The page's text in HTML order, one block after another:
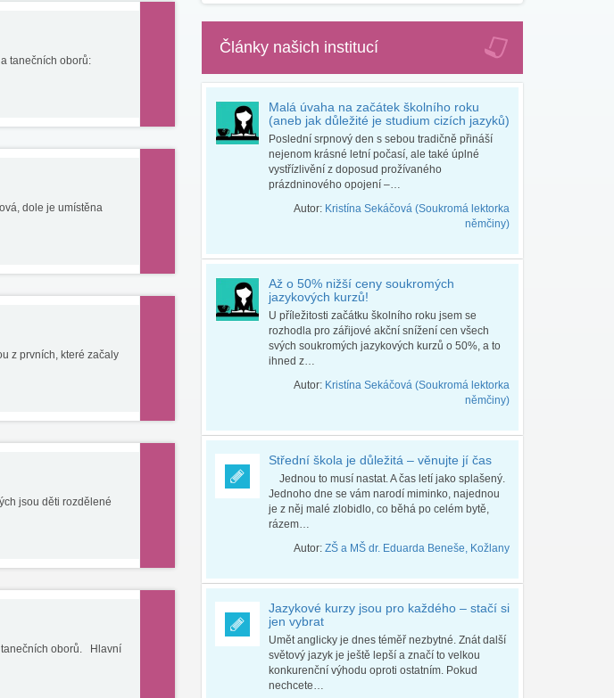
tanečních oborů:
dole je umístěna
z prvních, které začaly
jsou děti rozdělené
tanečních oborů. Hlavní
Články našich institucí
Malá úvaha na začátek školního roku
(aneb jak důležité je studium cizích jazyků)
Poslední srpnový den s sebou tradičně přináší
nejenom krásné letní počasí, ale také úplné
vystřízlivění z doposud prožívaného
prázdninového opojení –…
Autor: Kristína Sekáčová (Soukromá lektorka
němčiny)
Až o 50% nižší ceny soukromých
jazykových kurzů!
U příležitosti začátku školního roku jsem se
rozhodla pro zářijové akční snížení cen všech
svých soukromých jazykových kurzů o 50%, a to
ihned z…
Autor: Kristína Sekáčová (Soukromá lektorka
němčiny)
Střední škola je důležitá – věnujte jí čas
Jednou to musí nastat. A čas letí jako splašený.
Jednoho dne se vám narodí miminko, najednou
je z něj malé zlobidlo, co běhá po celém bytě,
rázem…
Autor: ZŠ a MŠ dr. Eduarda Beneše, Kožlany
Jazykové kurzy jsou pro každého – stačí si
jen vybrat
Umět anglicky je dnes téměř nezbytné. Znát další
světový jazyk je ještě lepší a značí to velkou
konkurenční výhodu oproti ostatním. Pokud
nechcete…